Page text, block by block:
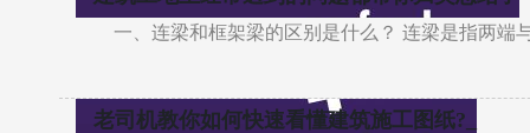
一、连梁和框架梁的区别是什么？ 连梁是指两端
老司机教你如何快速看懂建筑施工图纸?_